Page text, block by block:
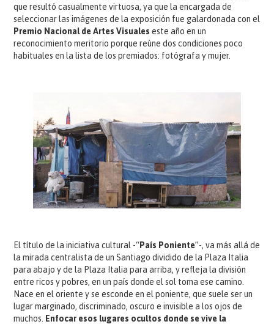
que resultó casualmente virtuosa, ya que la encargada de
seleccionar las imágenes de la exposición fue galardonada con el
Premio Nacional de Artes Visuales este año en un
reconocimiento meritorio porque reúne dos condiciones poco
habituales en la lista de los premiados: fotógrafa y mujer.
El título de la iniciativa cultural -“País Poniente”-, va más allá de
la mirada centralista de un Santiago dividido de la Plaza Italia
para abajo y de la Plaza Italia para arriba, y refleja la división
entre ricos y pobres, en un país donde el sol toma ese camino.
Nace en el oriente y se esconde en el poniente, que suele ser un
lugar marginado, discriminado, oscuro e invisible a los ojos de
muchos.
Enfocar esos lugares ocultos donde se vive la